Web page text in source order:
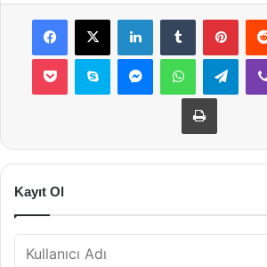
Facebook
X LinkedInTumblr
Pocket Skype MessengerWhatsApp
Yazdır
Kayıt Ol